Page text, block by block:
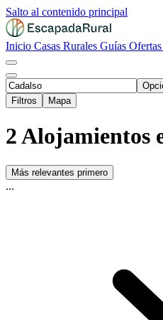
Salto al contenido principal
Inicio Casas Rurales Guías Ofertas
Filtros
Mapa
2 Alojamientos
Más relevantes primero
...